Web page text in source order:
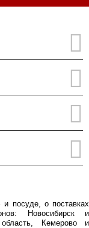
посуде, о поставках
Новосибирск и
Кемерово и